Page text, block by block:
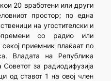
20 вработени или други
простор; по една
на угостителски и
со радио или
приемник плаќаат по
Владата на Република
за радиодифузија
од ставот 1 на овој член